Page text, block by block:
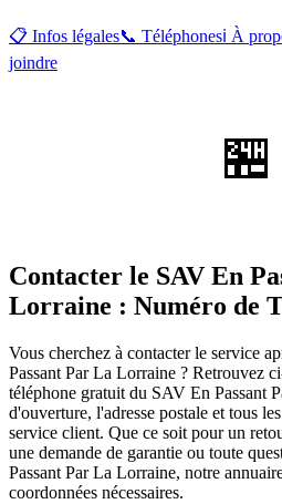
📋 Infos légales📞 Téléphonesℹ️ À
joindre
🏪
Contacter le SAV En
Lorraine : Numéro de
Vous cherchez à contacter le service
Passant Par La Lorraine ? Retrouvez
téléphone gratuit du SAV En Passant
d'ouverture, l'adresse postale et tous
service client. Que ce soit pour un
une demande de garantie ou toute
Passant Par La Lorraine, notre
coordonnées nécessaires.